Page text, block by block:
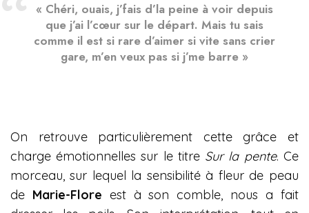
« Chéri, ouais, j’fais d’la peine à voir depuis
que j’ai l’cœur sur le départ. Mais tu sais
comme il est si rare d’aimer si vite sans crier
gare, m’en veux pas si j’me barre »
On retrouve particulièrement cette grâce et
charge émotionnelles sur le titre Sur la pente. Ce
morceau, sur lequel la sensibilité à fleur de peau
de Marie-Flore est à son comble, nous a fait